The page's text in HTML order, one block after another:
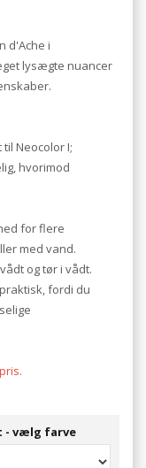
d'Ache i
lysægte nuancer
Neocolor I;
hvorimod
for flere
med vand.
og tør i vådt.
fordi du
- vælg farve